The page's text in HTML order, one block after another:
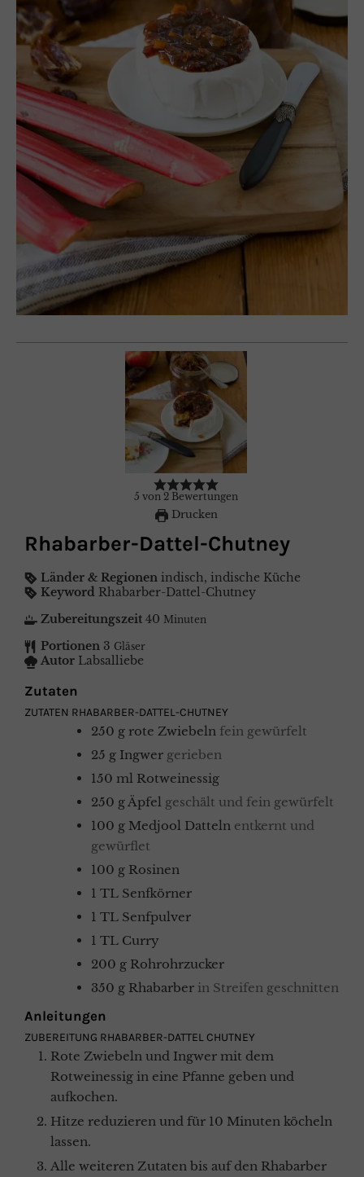
5 von 2 Bewertungen
Drucken
Rhabarber-Dattel-Chutney
Länder & Regionen indisch, indische Küche
Keyword Rhabarber-Dattel-Chutney
Zubereitungszeit 40 Minuten
Portionen 3 Gläser
Autor Labsalliebe
Zutaten
ZUTATEN RHABARBER-DATTEL-CHUTNEY
250 g rote Zwiebeln fein gewürfelt
25 g Ingwer gerieben
150 ml Rotweinessig
250 g Äpfel geschält und fein gewürfelt
100 g Medjool Datteln entkernt und
gewürflet
100 g Rosinen
1 TL Senfkörner
1 TL Senfpulver
1 TL Curry
200 g Rohrohrzucker
350 g Rhabarber in Streifen geschnitten
Anleitungen
ZUBEREITUNG RHABARBER-DATTEL CHUTNEY
Rote Zwiebeln und Ingwer mit dem
Rotweinessig in eine Pfanne geben und
aufkochen.
Hitze reduzieren und für 10 Minuten köcheln
lassen.
Alle weiteren Zutaten bis auf den Rhabarber